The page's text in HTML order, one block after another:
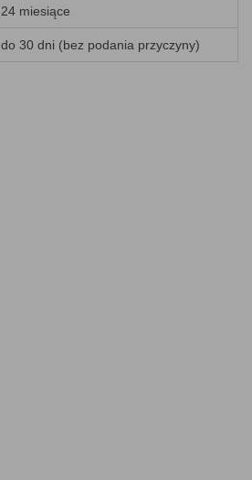
24 miesiące
do 30 dni (bez podania przyczyny)